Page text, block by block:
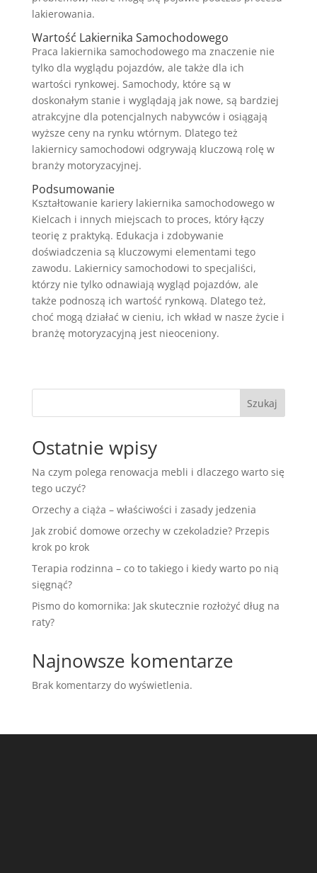
lakierowania.
Wartość Lakiernika Samochodowego
Praca lakiernika samochodowego ma znaczenie nie
tylko dla wyglądu pojazdów, ale także dla ich
wartości rynkowej. Samochody, które są w
doskonałym stanie i wyglądają jak nowe, są bardziej
atrakcyjne dla potencjalnych nabywców i osiągają
wyższe ceny na rynku wtórnym. Dlatego też
lakiernicy samochodowi odgrywają kluczową rolę w
branży motoryzacyjnej.
Podsumowanie
Kształtowanie kariery lakiernika samochodowego w
Kielcach i innych miejscach to proces, który łączy
teorię z praktyką. Edukacja i zdobywanie
doświadczenia są kluczowymi elementami tego
zawodu. Lakiernicy samochodowi to specjaliści,
którzy nie tylko odnawiają wygląd pojazdów, ale
także podnoszą ich wartość rynkową. Dlatego też,
choć mogą działać w cieniu, ich wkład w nasze życie i
branżę motoryzacyjną jest nieoceniony.
Szukaj
Ostatnie wpisy
Na czym polega renowacja mebli i dlaczego warto się
tego uczyć?
Orzechy a ciąża – właściwości i zasady jedzenia
Jak zrobić domowe orzechy w czekoladzie? Przepis
krok po krok
Terapia rodzinna – co to takiego i kiedy warto po nią
sięgnąć?
Pismo do komornika: Jak skutecznie rozłożyć dług na
raty?
Najnowsze komentarze
Brak komentarzy do wyświetlenia.